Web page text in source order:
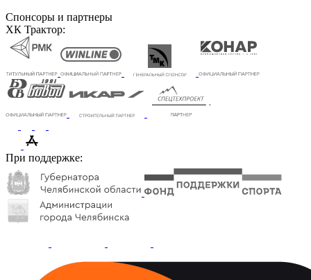
Спонсоры и партнеры
ХК Трактор:
При поддержке: